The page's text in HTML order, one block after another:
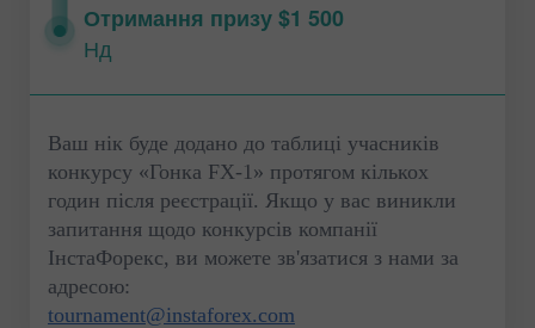
Отримання призу $1 500
Нд
Ваш нік буде додано до таблиці учасників
конкурсу «Гонка FX-1» протягом кількох
годин після реєстрації. Якщо у вас виникли
запитання щодо конкурсів компанії
ІнстаФорекс, ви можете зв'язатися з нами за
адресою:
tournament@instaforex.com